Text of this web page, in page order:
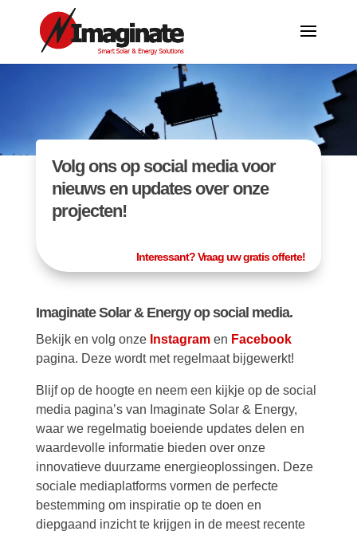
Volg ons op social media voor
nieuws en updates over onze
projecten!
Interessant? Vraag uw gratis offerte!
Imaginate Solar & Energy op social media.
Bekijk en volg onze Instagramen Facebook
pagina. Deze wordt met regelmaat bijgewerkt!
Blijf op de hoogte en neem een kijkje op de social
media pagina’s van Imaginate Solar & Energy,
waar we regelmatig boeiende updates delen en
waardevolle informatie bieden over onze
innovatieve duurzame energieoplossingen. Deze
sociale mediaplatforms vormen de perfecte
bestemming om inspiratie op te doen en
diepgaand inzicht te krijgen in de meest recente